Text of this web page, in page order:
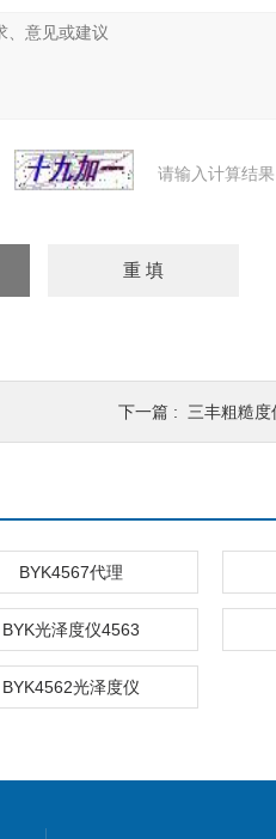
请输入计算结
下一篇 : 三丰粗糙度
BYK4567代理
BYK光泽度仪4563
BYK4562光泽度仪